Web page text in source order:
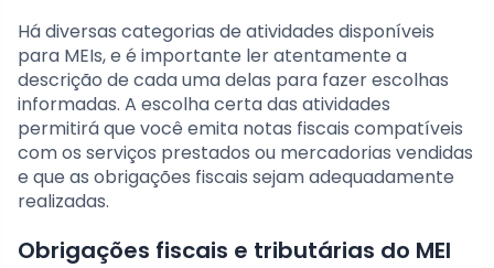
Há diversas categorias de atividades disponíveis
para MEIs, e é importante ler atentamente a
descrição de cada uma delas para fazer escolhas
informadas. A escolha certa das atividades
permitirá que você emita notas fiscais compatíveis
com os serviços prestados ou mercadorias vendidas
e que as obrigações fiscais sejam adequadamente
realizadas.
Obrigações fiscais e tributárias do MEI